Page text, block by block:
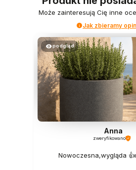
Może zainteresują Cię inne
Jak zbieramy
podgląd
Anna
zweryfikowano
Nowoczesna,wygląda